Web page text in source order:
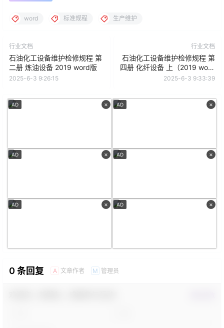
word 标准规程 生产维护
行业文档
石油化工设备维护检修规程 第
二册 炼油设备 2019 word版
2025-6-3 9:26:15
行业文档
石油化工设备维护检修规程 第
四册 化纤设备 上（2019 word
版）
2025-6-3 9:33:39
×
AD ×
AD
×
AD ×
AD
×
AD ×
AD
0 条回复 A 文章作者 M 管理员